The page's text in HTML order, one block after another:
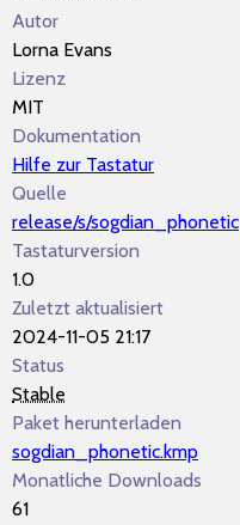
Autor
Lorna Evans
Lizenz
MIT
Dokumentation
Hilfe zur Tastatur
Quelle
release/s/sogdian_phonetic
Tastaturversion
1.0
Zuletzt aktualisiert
2024-11-05 21:17
Status
Stable
Paket herunterladen
sogdian_phonetic.kmp
Monatliche Downloads
61